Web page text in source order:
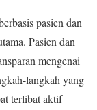
pasien dan
Pasien dan
mengenai
langkah yang
terlibat aktif